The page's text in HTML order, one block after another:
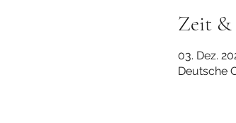
Zeit
03. Dez.
Deutsche